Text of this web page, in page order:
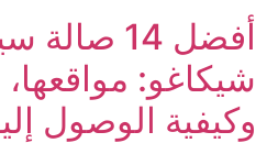
أفضل 14
شيكاغو: مواقعها،
وكيفية الوصول